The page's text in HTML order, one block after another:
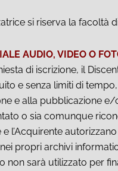
si riserva la
AUDIO, VIDEO O
di iscrizione, il
e senza limiti di tempo,
e alla pubblicazione
o sia comunque
e l’Acquirente
propri archivi
non sarà utilizzato per